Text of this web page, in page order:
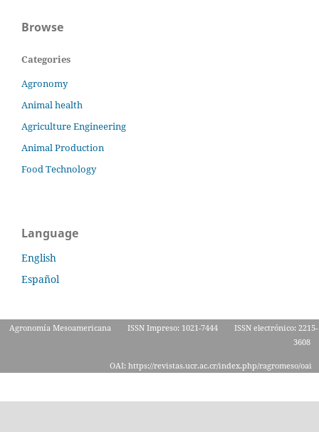
Browse
Categories
Agronomy
Animal health
Agriculture Engineering
Animal Production
Food Technology
Language
English
Español
Agronomía Mesoamericana ISSN Impreso: 1021-7444
ISSN electrónico: 2215-
3608
OAI: https://revistas.ucr.ac.cr/index.php/ragromeso/oai